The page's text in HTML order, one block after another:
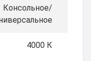
Консольное/
4000 К